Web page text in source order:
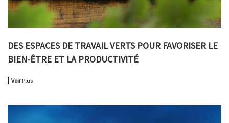
DES ESPACES DE TRAVAIL VERTS POUR FAVORISER LE
BIEN-ÊTRE ET LA PRODUCTIVITÉ
VoirPlus